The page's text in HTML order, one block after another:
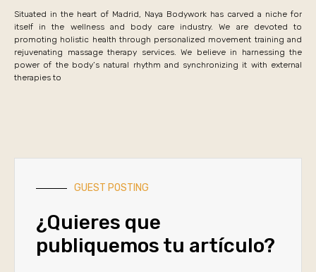
Situated in the heart of Madrid, Naya Bodywork has carved a niche for
itself in the wellness and body care industry. We are devoted to
promoting holistic health through personalized movement training and
rejuvenating massage therapy services. We believe in harnessing the
power of the body’s natural rhythm and synchronizing it with external
therapies to
GUEST POSTING
¿Quieres que
publiquemos tu artículo?